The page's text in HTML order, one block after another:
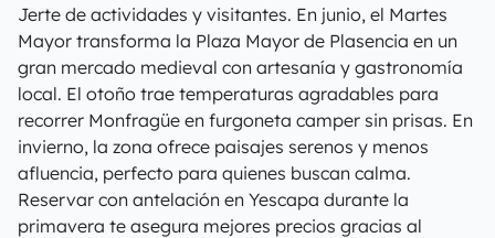
Jerte de actividades y visitantes. En junio, el Martes
Mayor transforma la Plaza Mayor de Plasencia en un
gran mercado medieval con artesanía y gastronomía
local. El otoño trae temperaturas agradables para
recorrer Monfragüe en furgoneta camper sin prisas. En
invierno, la zona ofrece paisajes serenos y menos
afluencia, perfecto para quienes buscan calma.
Reservar con antelación en Yescapa durante la
primavera te asegura mejores precios gracias al